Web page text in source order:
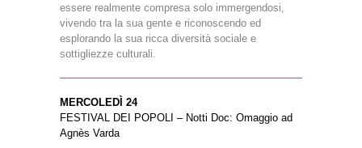
essere realmente compresa solo immergendosi,
vivendo tra la sua gente e riconoscendo ed
esplorando la sua ricca diversità sociale e
sottigliezze culturali.
MERCOLEDÌ 24
FESTIVAL DEI POPOLI – Notti Doc: Omaggio ad
Agnès Varda